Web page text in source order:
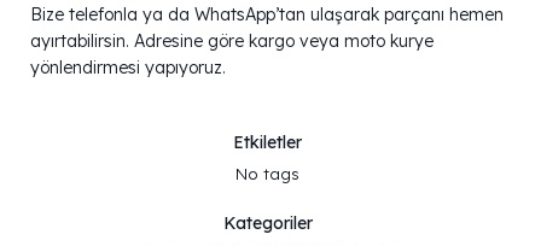
Bize telefonla ya da WhatsApp’tan ulaşarak parçanı hemen
ayırtabilirsin. Adresine göre kargo veya moto kurye
yönlendirmesi yapıyoruz.
Etkiletler
No tags
Kategoriler